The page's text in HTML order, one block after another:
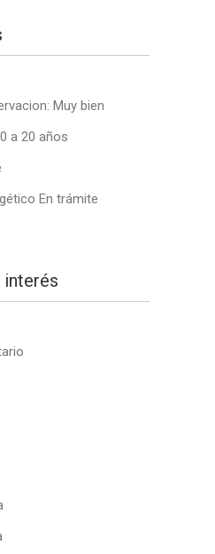
Muy bien
a 20 años
En trámite
interés